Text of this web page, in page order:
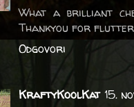
What a brilliant
Thankyou for
Odgovori
KraftyKoolKat 15.